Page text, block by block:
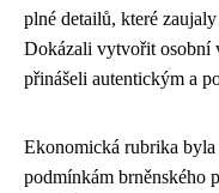
plné detailů, které
Dokázali vytvořit osobní
přinášeli autentickým a
Ekonomická rubrika
podmínkám brněnského